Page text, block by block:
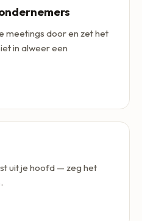
meetings door en zet het
in alweer een
uit je hoofd — zeg het